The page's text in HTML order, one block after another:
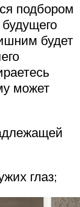
подбором
будет
может
глаз;